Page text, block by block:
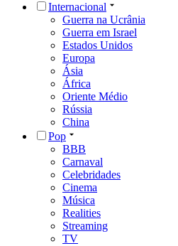
Internacional
Guerra na Ucrânia
Guerra em Israel
Estados Unidos
Europa
Ásia
África
Oriente Médio
Rússia
China
Pop
BBB
Carnaval
Celebridades
Cinema
Música
Realities
Streaming
TV